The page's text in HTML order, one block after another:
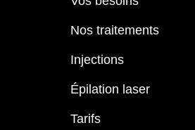
Nos traitements
Injections
Épilation laser
Tarifs